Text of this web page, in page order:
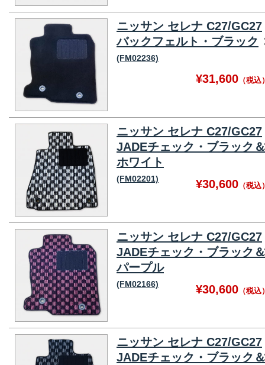
ニッサン セレナ C27/GC27
バックフェルト・ブラック
(FM02236)
¥31,600 （税込
ニッサン セレナ C27/GC27
JADEチェック・ブラック＆
ホワイト
(FM02201) ¥30,600 （税込
ニッサン セレナ C27/GC27
JADEチェック・ブラック＆
パープル
(FM02166) ¥30,600 （税込
ニッサン セレナ C27/GC27
JADEチェック・ブラック＆